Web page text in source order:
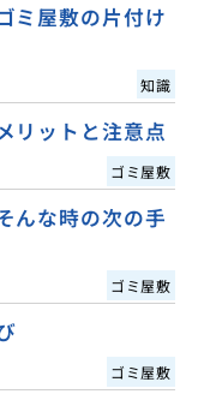
ミ屋敷の片付け
知識
リットと注意点
ゴミ屋敷
んな時の次の手
ゴミ屋敷
ゴミ屋敷